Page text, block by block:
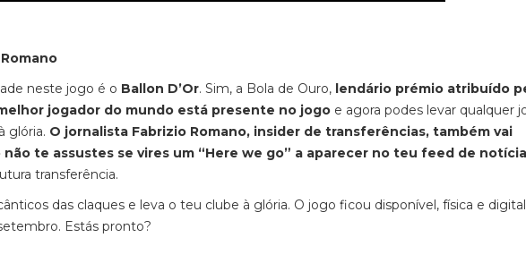
neste jogo é o Ballon D’Or. Sim, a Bola de Ouro, lendário prémio atribuído
jogador do mundo está presente no jogo e agora podes levar qualquer
glória. O jornalista Fabrizio Romano, insider de transferências, também vai
te assustes se vires um “Here we go” a aparecer no teu feed de
transferência.
das claques e leva o teu clube à glória. O jogo ficou disponível, física e
Estás pronto?